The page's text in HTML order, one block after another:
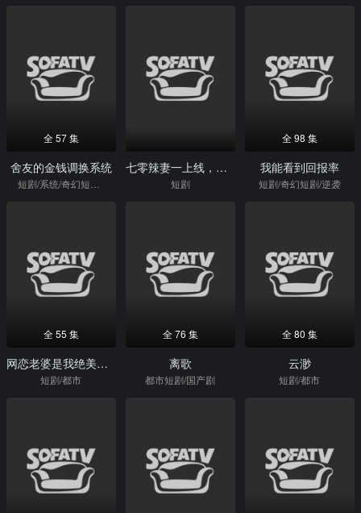
全 57 集
舍友的金钱调换系统 七零辣妻一上线，极品全家都掉线
短剧
全 98 集
我能看到回报率
短剧/奇幻短剧/逆袭
全 55 集
网恋老婆是我绝美女上司
短剧/都市
全 76 集
离歌
都市短剧/国产剧
全 80 集
云渺
短剧/都市